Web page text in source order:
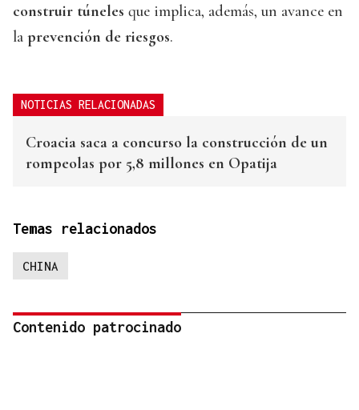
construir túneles que implica, además, un avance en
la prevención de riesgos.
NOTICIAS RELACIONADAS
Croacia saca a concurso la construcción de un
rompeolas por 5,8 millones en Opatija
Temas relacionados
CHINA
Contenido patrocinado